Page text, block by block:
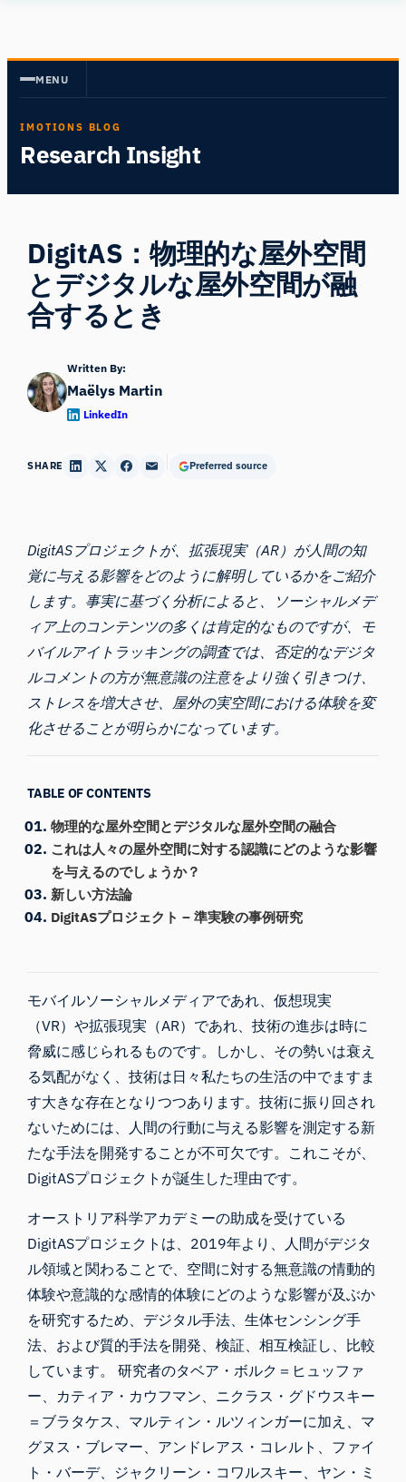
を
ス
ッ
MENU
IMOTIONS BLOG
Research Insight
DigitAS：物理的な屋外空間
とデジタルな屋外空間が融
合するとき
Written By:
Maëlys Martin
LinkedIn
SHARE Preferred source
DigitASプロジェクトが、拡張現実（AR）が人間の知
覚に与える影響をどのように解明しているかをご紹介
します。事実に基づく分析によると、ソーシャルメデ
ィア上のコンテンツの多くは肯定的なものですが、モ
バイルアイトラッキングの調査では、否定的なデジタ
ルコメントの方が無意識の注意をより強く引きつけ、
ストレスを増大させ、屋外の実空間における体験を変
化させることが明らかになっています。
TABLE OF CONTENTS
物理的な屋外空間とデジタルな屋外空間の融合
これは人々の屋外空間に対する認識にどのような影響
を与えるのでしょうか？
新しい方法論
DigitASプロジェクト – 準実験の事例研究
モバイルソーシャルメディアであれ、仮想現実
（VR）や拡張現実（AR）であれ、技術の進歩は時に
脅威に感じられるものです。しかし、その勢いは衰え
る気配がなく、技術は日々私たちの生活の中でますま
す大きな存在となりつつあります。技術に振り回され
ないためには、人間の行動に与える影響を測定する新
たな手法を開発することが不可欠です。これこそが、
DigitASプロジェクトが誕生した理由です。
オーストリア科学アカデミーの助成を受けている
DigitASプロジェクトは 、2019年より、人間がデジタ
ル領域と関わることで、空間に対する無意識の情動的
体験や意識的な感情的体験にどのような影響が及ぶか
を研究するため、デジタル手法、生体センシング手
法、および質的手法を開発、検証、相互検証し、比較
しています。 研究者のタベア・ボルク＝ヒュッファ
ー、カティア・カウフマン、ニクラス・グドウスキー
＝ブラタケス、マルティン・ルツィンガーに加え、マ
グヌス・ブレマー、アンドレアス・コレルト、ファイ
ト・バーデ、ジャクリーン・コワルスキー、ヤン・ミ